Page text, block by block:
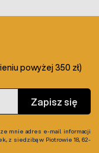
powyżej 350 zł)
Zapisz się
mnie adres e-mail informacji
z siedzibą w Piotrowie 18, 62-